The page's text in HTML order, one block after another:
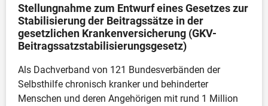
Stellungnahme zum Entwurf eines Gesetzes zur
Stabilisierung der Beitragssätze in der
gesetzlichen Krankenversicherung (GKV-
Beitragssatzstabilisierungsgesetz)
Als Dachverband von 121 Bundesverbänden der
Selbsthilfe chronisch kranker und behinderter
Menschen und deren Angehörigen mit rund 1 Million